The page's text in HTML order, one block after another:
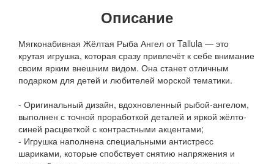
Описание
Мягконабивная Жёлтая Рыба Ангел от Tallula — это
крутая игрушка, которая сразу привлечёт к себе внимание
своим ярким внешним видом. Она станет отличным
подарком для детей и любителей морской тематики.
- Оригинальный дизайн, вдохновленный рыбой-ангелом,
выполнен с точной проработкой деталей и яркой жёлто-
синей расцветкой с контрастными акцентами;
- Игрушка наполнена специальными антистресс
шариками, которые спобствует снятию напряжения и